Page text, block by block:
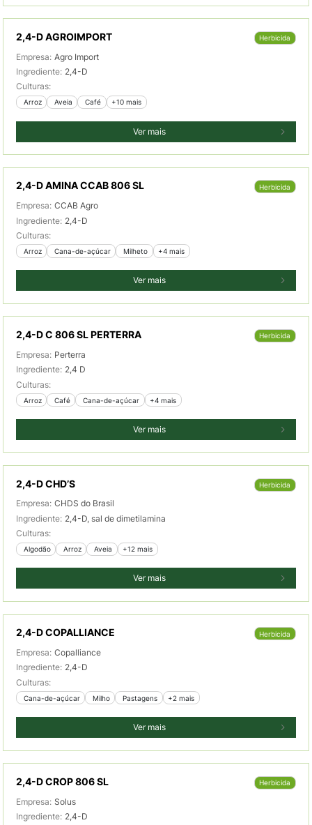
2,4-D AGROIMPORT Herbicida
Empresa: Agro Import
Ingrediente: 2,4-D
Culturas:
Arroz Aveia Café +10 mais
Ver mais
2,4-D AMINA CCAB 806 SL Herbicida
Empresa: CCAB Agro
Ingrediente: 2,4-D
Culturas:
Arroz Cana-de-açúcar Milheto +4 mais
Ver mais
2,4-D C 806 SL PERTERRA Herbicida
Empresa: Perterra
Ingrediente: 2,4 D
Culturas:
Arroz Café Cana-de-açúcar +4 mais
Ver mais
2,4-D CHD’S Herbicida
Empresa: CHDS do Brasil
Ingrediente: 2,4-D, sal de dimetilamina
Culturas:
Algodão Arroz Aveia +12 mais
Ver mais
2,4-D COPALLIANCE Herbicida
Empresa: Copalliance
Ingrediente: 2,4-D
Culturas:
Cana-de-açúcar Milho Pastagens +2 mais
Ver mais
2,4-D CROP 806 SL Herbicida
Empresa: Solus
Ingrediente: 2,4-D